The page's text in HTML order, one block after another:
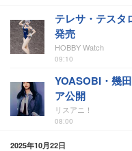
テレサ・テスタ
発売
HOBBY Watch
09:10
YOASOBI・幾
ア公開
リスアニ！
08:00
2025年10月22日